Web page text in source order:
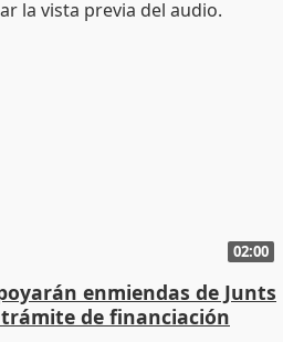
02:00
enmiendas de Junts
de financiación